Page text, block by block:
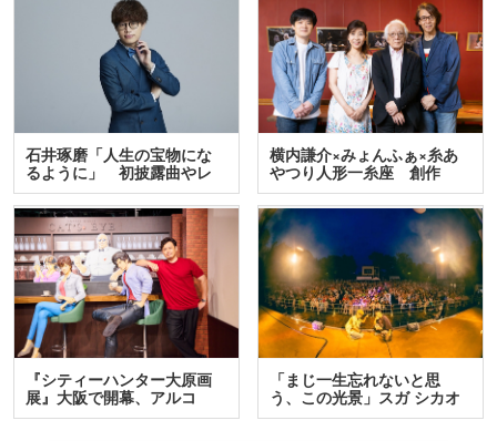
石井琢磨「人生の宝物にな
るように」 初披露曲やレ
ア…
横内謙介×みょんふぁ×糸あ
やつり人形一糸座 創作
人…
『シティーハンター大原画
展』大阪で開幕、アルコ
＆…
「まじ一生忘れないと思
う、この光景」スガ シカオ
と…